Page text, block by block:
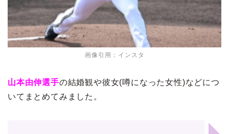
画像引用：インスタ
山本由伸選手の結婚観や彼女(噂になった女性)などにつ
いてまとめてみました。
ホーム